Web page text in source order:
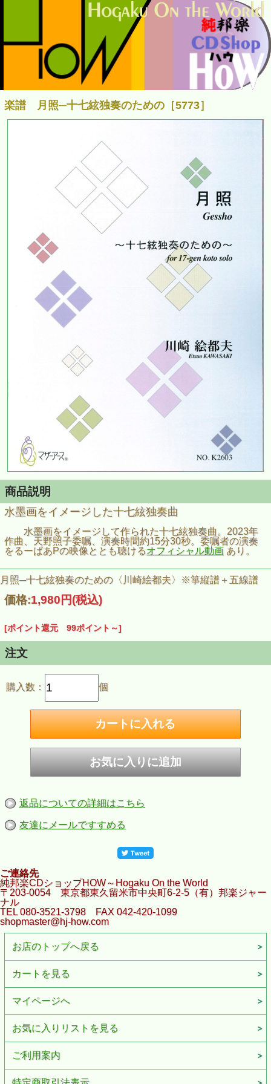
楽譜 月照─十七絃独奏のための［5773］
商品説明
水墨画をイメージした十七絃独奏曲
水墨画をイメージして作られた十七絃独奏曲。2023年
作曲、天野照子委嘱、演奏時間約15分30秒。委嘱者の演奏
をるーぱあPの映像ととも聴けるオフィシャル動画あり。
月照─十七絃独奏のための〈川崎絵都夫〉※箏縦譜＋五線譜
価格:1,980円(税込)
[ポイント還元 99ポイント～]
注文
購入数： 個
返品についての詳細はこちら
友達にメールですすめる
ご連絡先
純邦楽CDショップHOW～Hogaku On the World
〒203-0054 東京都東久留米市中央町6-2-5（有）邦楽ジャー
ナル
TEL 080-3521-3798 FAX 042-420-1099
shopmaster@hj-how.com
お店のトップへ戻る
カートを見る
マイページへ
お気に入りリストを見る
ご利用案内